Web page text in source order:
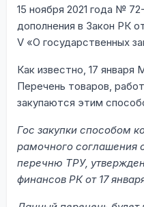
15 ноября 2021 года №
дополнения в Закон РК
V «О государственных
Как известно, 17
Перечень товаров,
закупаются этим
Гос закупки способом
рамочного соглашения
перечню ТРУ,
финансов РК от 17